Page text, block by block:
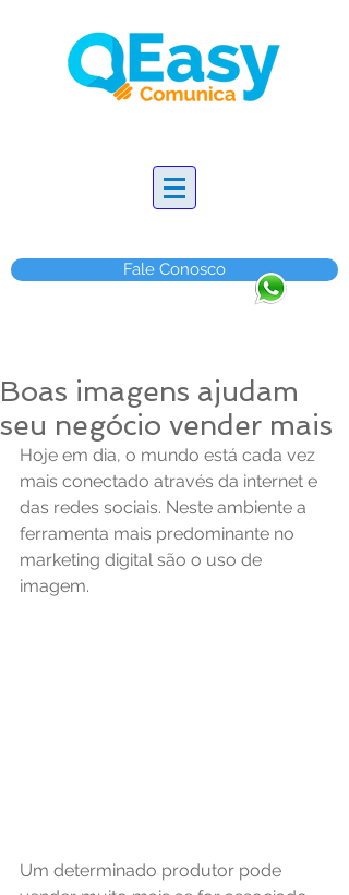
Fale Conosco
Boas imagens ajudam
seu negócio vender mais
Hoje em dia, o mundo está cada vez
mais conectado através da internet e
das redes sociais. Neste ambiente a
ferramenta mais predominante no
marketing digital são o uso de
imagem.
Um determinado produtor pode